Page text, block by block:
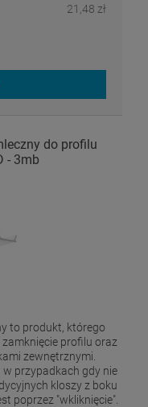
21,48 zł
do profilu
- 3mb
to produkt, którego
profilu oraz
zewnętrznymi.
przypadkach gdy nie
kloszy z boku
poprzez "wkliknięcie".